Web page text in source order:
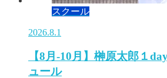
スクール
2026.8.1
【8月-10月】榊原太郎１
ュール